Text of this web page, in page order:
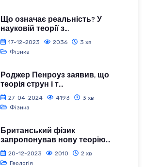
Що означає реальність? У
науковій теорії з...
17-12-2023 2036
3 хв
Фізика
Роджер Пенроуз заявив, що
теорія струн і т...
27-04-2024 4193
3 хв
Фізика
Британський фізик
запропонував нову теорію...
20-12-2023 2010
2 хв
Геологія